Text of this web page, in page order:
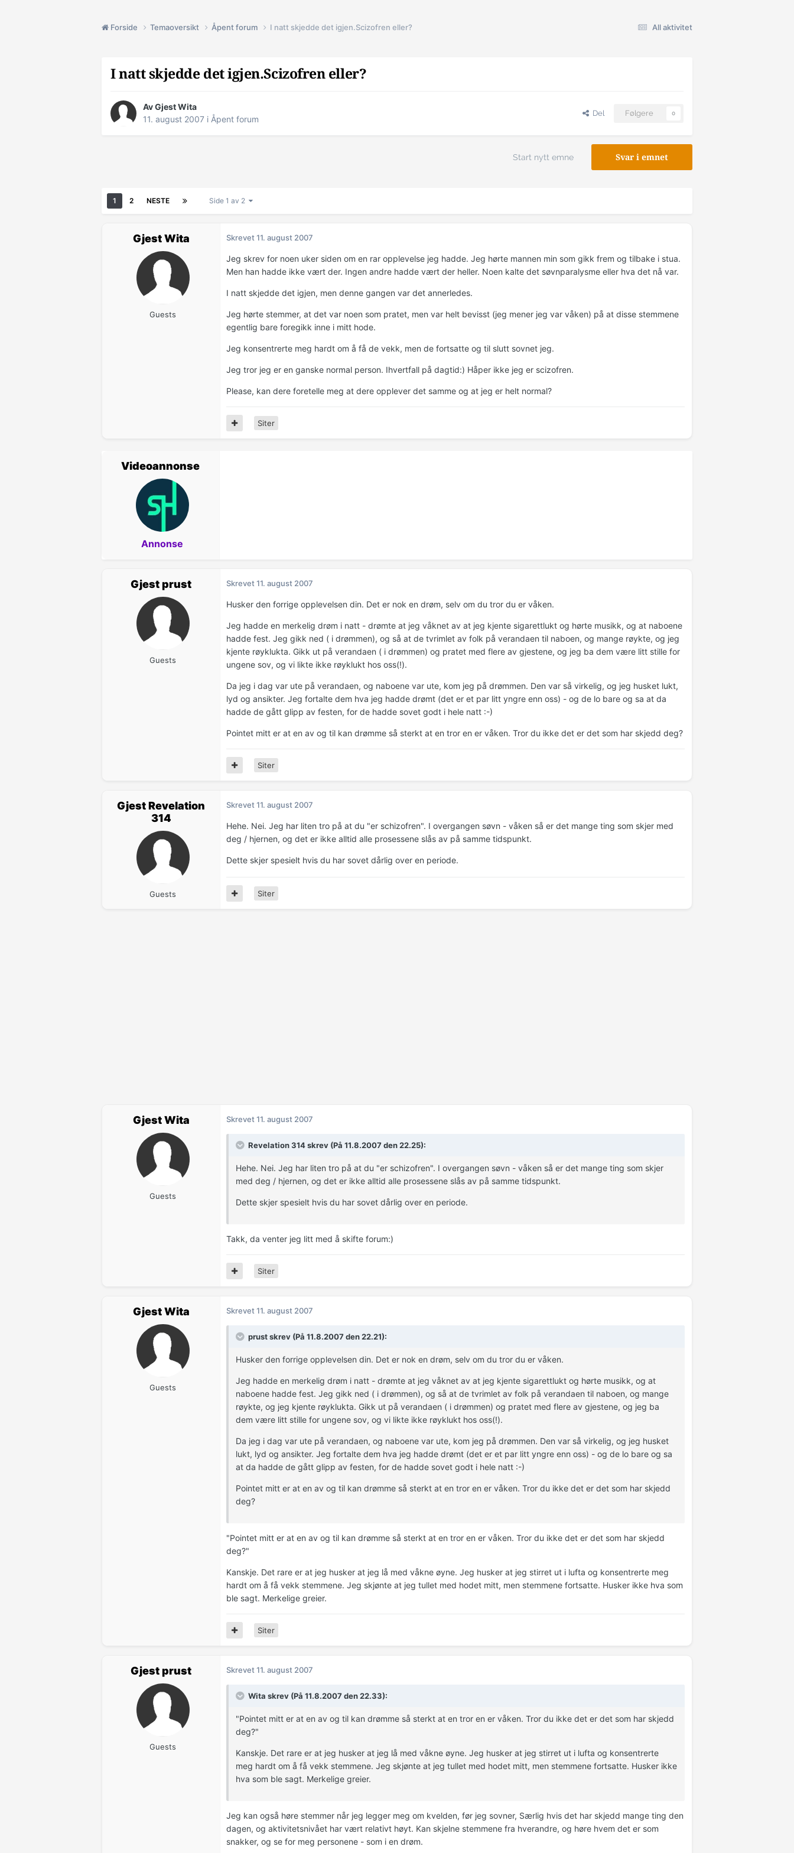
All aktivitet
Forside Temaoversikt Åpent forum I natt skjedde det igjen.Scizofren eller?
I natt skjedde det igjen.Scizofren eller?
Av Gjest Wita
11. august 2007 i Åpent forum
Del Følgere 0
Svar i emnet
Start nytt emne
1 2 NESTE Side 1 av 2
Gjest Wita
Guests
Skrevet11. august 2007
Jeg skrev for noen uker siden om en rar opplevelse jeg hadde. Jeg hørte mannen min som gikk frem og tilbake i stua.
Men han hadde ikke vært der. Ingen andre hadde vært der heller. Noen kalte det søvnparalysme eller hva det nå var.
I natt skjedde det igjen, men denne gangen var det annerledes.
Jeg hørte stemmer, at det var noen som pratet, men var helt bevisst (jeg mener jeg var våken) på at disse stemmene
egentlig bare foregikk inne i mitt hode.
Jeg konsentrerte meg hardt om å få de vekk, men de fortsatte og til slutt sovnet jeg.
Jeg tror jeg er en ganske normal person. Ihvertfall på dagtid:) Håper ikke jeg er scizofren.
Please, kan dere foretelle meg at dere opplever det samme og at jeg er helt normal?
Siter
Videoannonse
Annonse
Gjest prust
Guests
Skrevet11. august 2007
Husker den forrige opplevelsen din. Det er nok en drøm, selv om du tror du er våken.
Jeg hadde en merkelig drøm i natt - drømte at jeg våknet av at jeg kjente sigarettlukt og hørte musikk, og at naboene
hadde fest. Jeg gikk ned ( i drømmen), og så at de tvrimlet av folk på verandaen til naboen, og mange røykte, og jeg
kjente røyklukta. Gikk ut på verandaen ( i drømmen) og pratet med flere av gjestene, og jeg ba dem være litt stille for
ungene sov, og vi likte ikke røyklukt hos oss(!).
Da jeg i dag var ute på verandaen, og naboene var ute, kom jeg på drømmen. Den var så virkelig, og jeg husket lukt,
lyd og ansikter. Jeg fortalte dem hva jeg hadde drømt (det er et par litt yngre enn oss) - og de lo bare og sa at da
hadde de gått glipp av festen, for de hadde sovet godt i hele natt :-)
Pointet mitt er at en av og til kan drømme så sterkt at en tror en er våken. Tror du ikke det er det som har skjedd deg?
Siter
Gjest Revelation
314
Guests
Skrevet11. august 2007
Hehe. Nei. Jeg har liten tro på at du "er schizofren". I overgangen søvn - våken så er det mange ting som skjer med
deg / hjernen, og det er ikke alltid alle prosessene slås av på samme tidspunkt.
Dette skjer spesielt hvis du har sovet dårlig over en periode.
Siter
Gjest Wita
Guests
Skrevet11. august 2007
Revelation 314 skrev (På 11.8.2007 den 22.25):
Hehe. Nei. Jeg har liten tro på at du "er schizofren". I overgangen søvn - våken så er det mange ting som skjer
med deg / hjernen, og det er ikke alltid alle prosessene slås av på samme tidspunkt.
Dette skjer spesielt hvis du har sovet dårlig over en periode.
Takk, da venter jeg litt med å skifte forum:)
Siter
Gjest Wita
Guests
Skrevet11. august 2007
prust skrev (På 11.8.2007 den 22.21):
Husker den forrige opplevelsen din. Det er nok en drøm, selv om du tror du er våken.
Jeg hadde en merkelig drøm i natt - drømte at jeg våknet av at jeg kjente sigarettlukt og hørte musikk, og at
naboene hadde fest. Jeg gikk ned ( i drømmen), og så at de tvrimlet av folk på verandaen til naboen, og mange
røykte, og jeg kjente røyklukta. Gikk ut på verandaen ( i drømmen) og pratet med flere av gjestene, og jeg ba
dem være litt stille for ungene sov, og vi likte ikke røyklukt hos oss(!).
Da jeg i dag var ute på verandaen, og naboene var ute, kom jeg på drømmen. Den var så virkelig, og jeg husket
lukt, lyd og ansikter. Jeg fortalte dem hva jeg hadde drømt (det er et par litt yngre enn oss) - og de lo bare og sa
at da hadde de gått glipp av festen, for de hadde sovet godt i hele natt :-)
Pointet mitt er at en av og til kan drømme så sterkt at en tror en er våken. Tror du ikke det er det som har skjedd
deg?
"Pointet mitt er at en av og til kan drømme så sterkt at en tror en er våken. Tror du ikke det er det som har skjedd
deg?"
Kanskje. Det rare er at jeg husker at jeg lå med våkne øyne. Jeg husker at jeg stirret ut i lufta og konsentrerte meg
hardt om å få vekk stemmene. Jeg skjønte at jeg tullet med hodet mitt, men stemmene fortsatte. Husker ikke hva som
ble sagt. Merkelige greier.
Siter
Gjest prust
Guests
Skrevet11. august 2007
Wita skrev (På 11.8.2007 den 22.33):
"Pointet mitt er at en av og til kan drømme så sterkt at en tror en er våken. Tror du ikke det er det som har skjedd
deg?"
Kanskje. Det rare er at jeg husker at jeg lå med våkne øyne. Jeg husker at jeg stirret ut i lufta og konsentrerte
meg hardt om å få vekk stemmene. Jeg skjønte at jeg tullet med hodet mitt, men stemmene fortsatte. Husker ikke
hva som ble sagt. Merkelige greier.
Jeg kan også høre stemmer når jeg legger meg om kvelden, før jeg sovner, Særlig hvis det har skjedd mange ting den
dagen, og aktivitetsnivået har vært relativt høyt. Kan skjelne stemmene fra hverandre, og høre hvem det er som
snakker, og se for meg personene - som i en drøm.